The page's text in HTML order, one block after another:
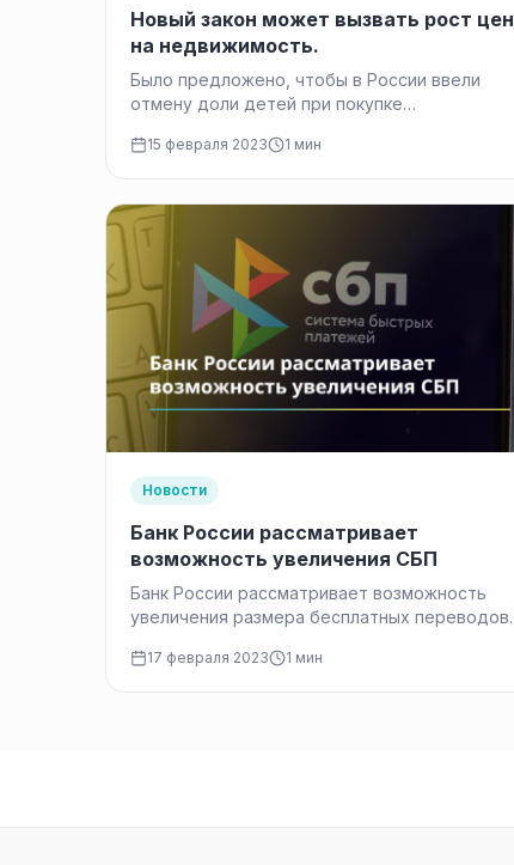
Новый закон может вызвать рост цен
на недвижимость.
Было предложено, чтобы в России ввели
отмену доли детей при покупке
капитала. Новый закон может вызвать…
15 февраля 2023 1 мин
Новости
Банк России рассматривает
возможность увеличения СБП
Банк России рассматривает возможность
увеличения размера бесплатных переводов
Ольга Скоробогатова, заместитель главы…
17 февраля 2023 1 мин